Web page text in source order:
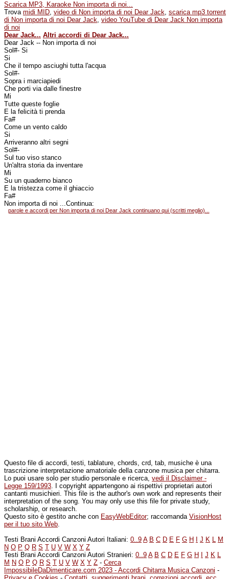
Scarica MP3, Karaoke Non importa di noi...
Trova midi MID, video di Non importa di noi Dear Jack, scarica mp3 torrent
di Non importa di noi Dear Jack, video YouTube di Dear Jack Non importa
di noi
Dear Jack... Altri accordi di Dear Jack...
Dear Jack -- Non importa di noi
Sol#- Si
Si
Che il tempo asciughi tutta l'acqua
Sol#-
Sopra i marciapiedi
Che porti via dalle finestre
Mi
Tutte queste foglie
E la felicità ti prenda
Fa#
Come un vento caldo
Si
Arriveranno altri segni
Sol#-
Sul tuo viso stanco
Un'altra storia da inventare
Mi
Su un quaderno bianco
E la tristezza come il ghiaccio
Fa#
Non importa di noi ...Continua:
parole e accordi per Non importa di noi Dear Jack continuano qui (scritti meglio)...
Questo file di accordi, testi, tablature, chords, crd, tab, musiche è una
trascrizione interpretazione amatoriale della canzone musica per chitarra.
Lo puoi usare solo per studio personale e ricerca, vedi il Disclaimer -
Legge 159/1993. I copyright appartengono ai rispettivi proprietari autori
cantanti musichieri. This file is the author's own work and represents their
interpretation of the song. You may only use this file for private study,
scholarship, or research.
Questo sito è gestito anche con EasyWebEditor; raccomanda VisionHost
per il tuo sito Web.
Testi Brani Accordi Canzoni Autori Italiani: 0..9 A B C D E F G H J K L M
N O P Q R S T U V W X Y Z
Testi Brani Accordi Canzoni Autori Stranieri: 0..9 A B C D E F G H J K L
M N O P Q R S T U V W X Y Z - Cerca
ImpossibileDaDimenticare.com 2023 - Accordi Chitarra Musica Canzoni -